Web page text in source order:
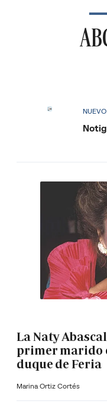
NUEVO
La Naty
primer marido
duque de Feria
Marina Ortiz Cortés